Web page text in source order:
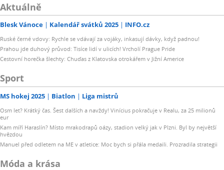
Aktuálně
Blesk Vánoce Kalendář svátků 2025 INFO.cz
Ruské černé vdovy: Rychle se vdávají za vojáky, inkasují dávky, když padnou!
Prahou jde duhový průvod: Tisíce lidí v ulicích! Vrcholí Prague Pride
Cestovní horečka šlechty: Chuďas z Klatovska otrokářem v Jižní Americe
Sport
MS hokej 2025 Biatlon Liga mistrů
Osm let? Krátký čas. Šest dalších a navždy! Vinícius pokračuje v Realu, za 25 milionů
eur
Kam míří Haraslín? Místo mrakodrapů oázy, stadion velký jak v Plzni. Byl by největší
hvězdou
Manuel před odletem na ME v atletice: Moc bych si přála medaili. Prozradila strategii
Móda a krása